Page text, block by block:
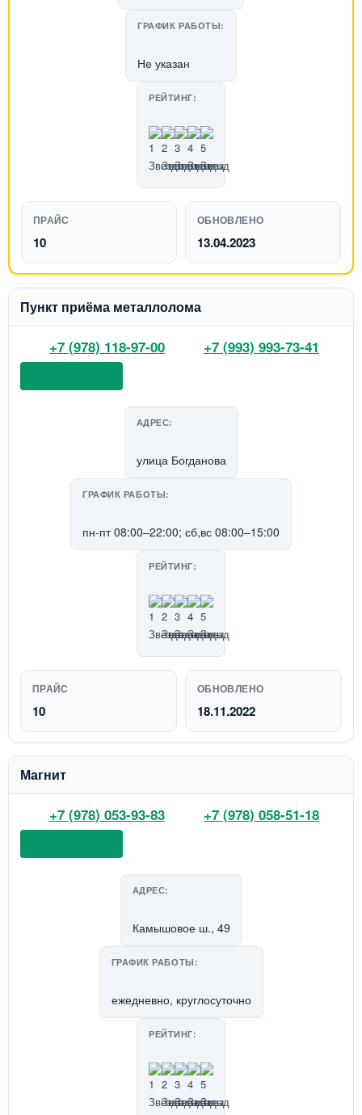
ГРАФИК РАБОТЫ:
Не указан
РЕЙТИНГ:
ПРАЙС
10
ОБНОВЛЕНО
13.04.2023
Пункт приёма металлолома
+7 (978) 118-97-00 +7 (993) 993-73-41
АДРЕС:
улица Богданова
ГРАФИК РАБОТЫ:
пн-пт 08:00–22:00; сб,вс 08:00–15:00
РЕЙТИНГ:
ПРАЙС
10
ОБНОВЛЕНО
18.11.2022
Магнит
+7 (978) 053-93-83 +7 (978) 058-51-18
АДРЕС:
Камышовое ш., 49
ГРАФИК РАБОТЫ:
ежедневно, круглосуточно
РЕЙТИНГ: